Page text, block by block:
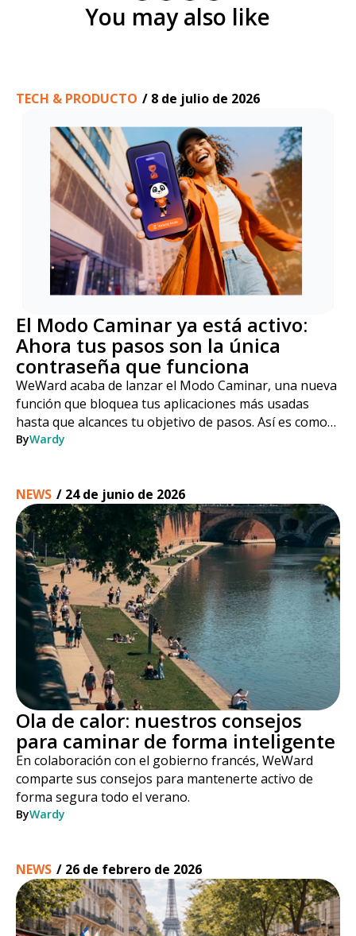
You may also like
TECH & PRODUCTO / 8 de julio de 2026
El Modo Caminar ya está activo:
Ahora tus pasos son la única
contraseña que funciona
WeWard acaba de lanzar el Modo Caminar, una nueva
función que bloquea tus aplicaciones más usadas
hasta que alcances tu objetivo de pasos. Así es como
funciona, paso a paso.
ByWardy
NEWS / 24 de junio de 2026
Ola de calor: nuestros consejos
para caminar de forma inteligente
En colaboración con el gobierno francés, WeWard
comparte sus consejos para mantenerte activo de
forma segura todo el verano.
ByWardy
NEWS / 26 de febrero de 2026